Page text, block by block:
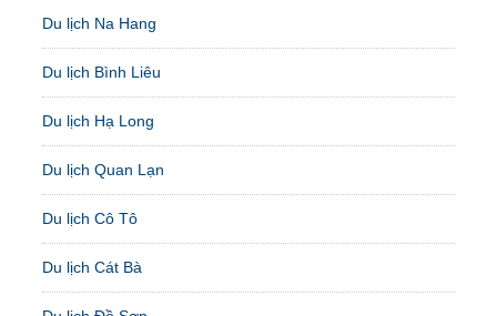
Du lịch Na Hang
Du lịch Bình Liêu
Du lịch Hạ Long
Du lịch Quan Lạn
Du lịch Cô Tô
Du lịch Cát Bà